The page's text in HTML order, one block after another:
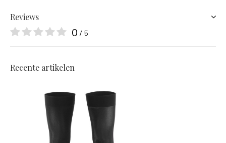
Reviews
0 / 5
Recente artikelen